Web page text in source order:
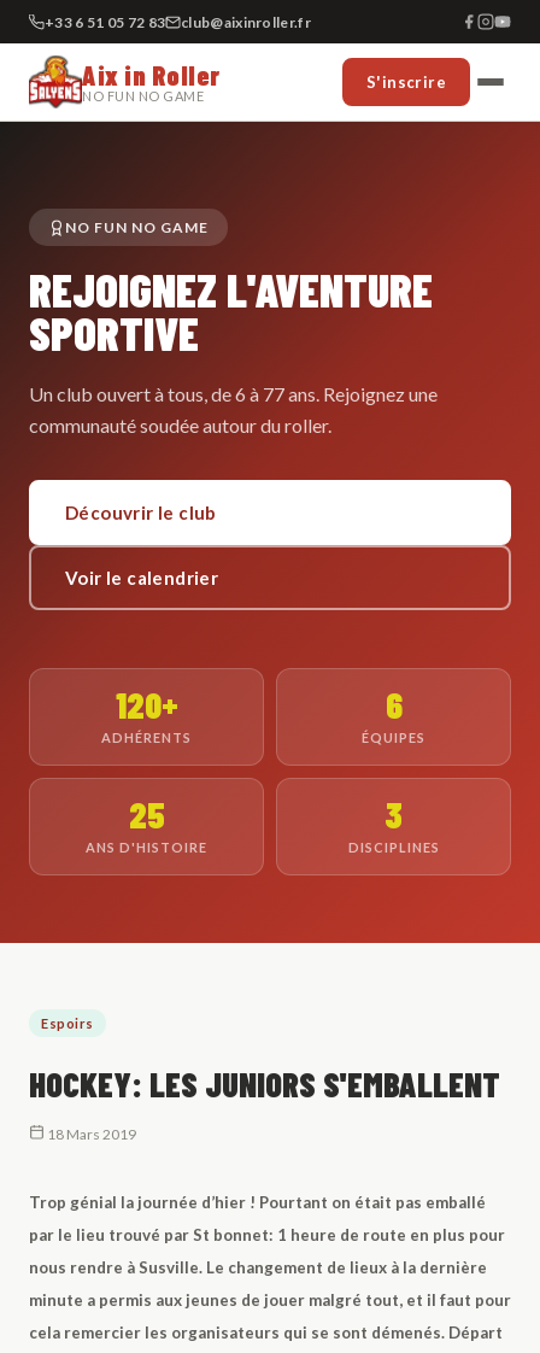
+33 6 51 05 72 83 club@aixinroller.fr
Aix in Roller
NO FUN NO GAME
S'inscrire
NO FUN NO GAME
REJOIGNEZ L'AVENTURE
SPORTIVE
Un club ouvert à tous, de 6 à 77 ans. Rejoignez une
communauté soudée autour du roller.
Découvrir le club
Voir le calendrier
120+
ADHÉRENTS
6
ÉQUIPES
25
ANS D'HISTOIRE
3
DISCIPLINES
Espoirs
HOCKEY: LES JUNIORS S'EMBALLENT
18 Mars 2019
Trop génial la journée d’hier ! Pourtant on était pas emballé
par le lieu trouvé par St bonnet: 1 heure de route en plus pour
nous rendre à Susville. Le changement de lieux à la dernière
minute a permis aux jeunes de jouer malgré tout, et il faut pour
cela remercier les organisateurs qui se sont démenés. Départ